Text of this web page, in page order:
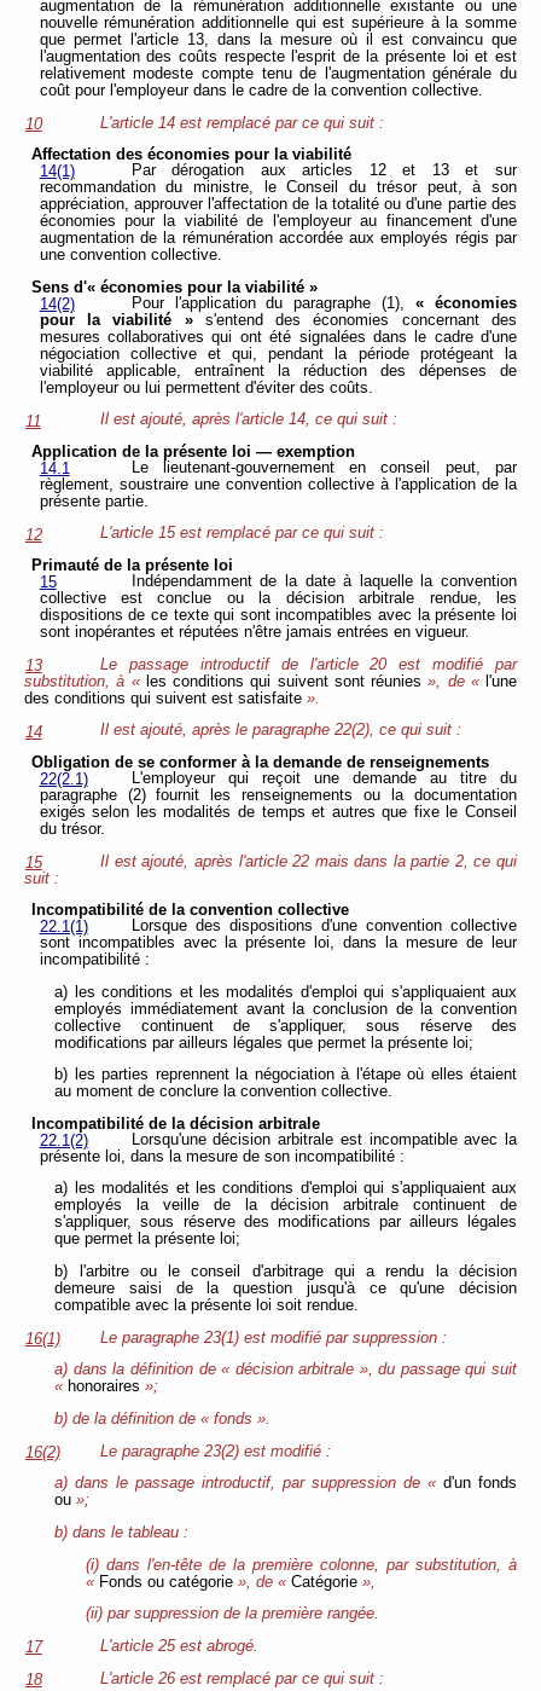
augmentation de la rémunération additionnelle existante ou une
nouvelle rémunération additionnelle qui est supérieure à la somme
que permet l'article 13, dans la mesure où il est convaincu que
l'augmentation des coûts respecte l'esprit de la présente loi et est
relativement modeste compte tenu de l'augmentation générale du
coût pour l'employeur dans le cadre de la convention collective.
10
L'article 14 est remplacé par ce qui suit :
Affectation des économies pour la viabilité
14(1)
Par dérogation aux articles 12 et 13 et sur
recommandation du ministre, le Conseil du trésor peut, à son
appréciation, approuver l'affectation de la totalité ou d'une partie des
économies pour la viabilité de l'employeur au financement d'une
augmentation de la rémunération accordée aux employés régis par
une convention collective.
Sens d'« économies pour la viabilité »
14(2)
Pour l'application du paragraphe (1),« économies
pour la viabilité »s'entend des économies concernant des
mesures collaboratives qui ont été signalées dans le cadre d'une
négociation collective et qui, pendant la période protégeant la
viabilité applicable, entraînent la réduction des dépenses de
l'employeur ou lui permettent d'éviter des coûts.
11
Il est ajouté, après l'article 14, ce qui suit :
Application de la présente loi — exemption
14.1
Le lieutenant-gouvernement en conseil peut, par
règlement, soustraire une convention collective à l'application de la
présente partie.
12
L'article 15 est remplacé par ce qui suit :
Primauté de la présente loi
15
Indépendamment de la date à laquelle la convention
collective est conclue ou la décision arbitrale rendue, les
dispositions de ce texte qui sont incompatibles avec la présente loi
sont inopérantes et réputées n'être jamais entrées en vigueur.
13
Le passage introductif de l'article 20 est modifié par
substitution, à «les conditions qui suivent sont réunies», de «l'une
des conditions qui suivent est satisfaite ».
14
Il est ajouté, après le paragraphe 22(2), ce qui suit :
Obligation de se conformer à la demande de renseignements
22(2.1)
L'employeur qui reçoit une demande au titre du
paragraphe (2) fournit les renseignements ou la documentation
exigés selon les modalités de temps et autres que fixe le Conseil
du trésor.
15
Il est ajouté, après l'article 22 mais dans la partie 2, ce qui
suit :
Incompatibilité de la convention collective
22.1(1)
Lorsque des dispositions d'une convention collective
sont incompatibles avec la présente loi, dans la mesure de leur
incompatibilité :
a) les conditions et les modalités d'emploi qui s'appliquaient aux
employés immédiatement avant la conclusion de la convention
collective continuent de s'appliquer, sous réserve des
modifications par ailleurs légales que permet la présente loi;
b) les parties reprennent la négociation à l'étape où elles étaient
au moment de conclure la convention collective.
Incompatibilité de la décision arbitrale
22.1(2)
Lorsqu'une décision arbitrale est incompatible avec la
présente loi, dans la mesure de son incompatibilité :
a) les modalités et les conditions d'emploi qui s'appliquaient aux
employés la veille de la décision arbitrale continuent de
s'appliquer, sous réserve des modifications par ailleurs légales
que permet la présente loi;
b) l'arbitre ou le conseil d'arbitrage qui a rendu la décision
demeure saisi de la question jusqu'à ce qu'une décision
compatible avec la présente loi soit rendue.
16(1)
Le paragraphe 23(1) est modifié par suppression :
a) dans la définition de « décision arbitrale », du passage qui suit
« honoraires »;
b) de la définition de « fonds ».
16(2)
Le paragraphe 23(2) est modifié :
a) dans le passage introductif, par suppression de «d'un fonds
ou »;
b) dans le tableau :
(i) dans l'en-tête de la première colonne, par substitution, à
« Fonds ou catégorie », de «Catégorie»,
(ii) par suppression de la première rangée.
17
L'article 25 est abrogé.
18
L'article 26 est remplacé par ce qui suit :